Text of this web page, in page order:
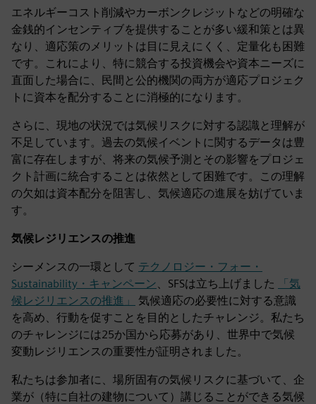
エネルギーコスト削減やカーボンクレジットなどの明確な
金銭的インセンティブを提供することが多い緩和策とは異
なり、適応策のメリットは目に見えにくく、定量化も困難
です。これにより、特に競合する投資機会や資本ニーズに
直面した場合に、民間と公的機関の両方が適応プロジェク
トに資本を配分することに消極的になります。
さらに、現地の状況では気候リスクに対する認識と理解が
不足しています。過去の気候イベントに関するデータは豊
富に存在しますが、将来の気候予測とその影響をプロジェ
クト計画に統合することは依然として困難です。この理解
の欠如は資本配分を阻害し、気候適応の進展を妨げていま
す。
気候レジリエンスの推進
シーメンスの一環として テクノロジー・フォー・
Sustainability・キャンペーン、SFSは立ち上げました
「気
候レジリエンスの推進」
気候適応の必要性に対する意識
を高め、行動を促すことを目的としたチャレンジ。私たち
のチャレンジには25か国から応募があり、世界中で気候
変動レジリエンスの重要性が証明されました。
私たちは参加者に、場所固有の気候リスクに基づいて、企
業が（特に自社の建物について）講じることができる気候